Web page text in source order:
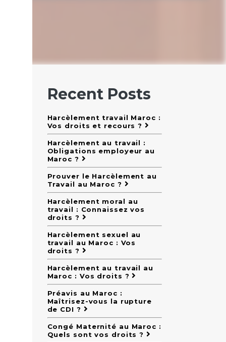
Recent Posts
Harcèlement travail Maroc :
Vos droits et recours ?
Harcèlement au travail :
Obligations employeur au
Maroc ?
Prouver le Harcèlement au
Travail au Maroc ?
Harcèlement moral au
travail : Connaissez vos
droits ?
Harcèlement sexuel au
travail au Maroc : Vos
droits ?
Harcèlement au travail au
Maroc : Vos droits ?
Préavis au Maroc :
Maîtrisez-vous la rupture
de CDI ?
Congé Maternité au Maroc :
Quels sont vos droits ?